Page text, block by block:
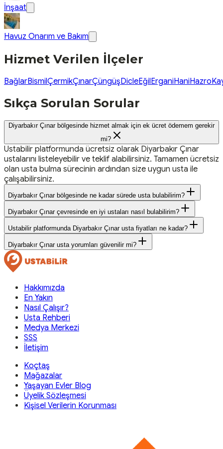
İnşaat
Havuz Onarım ve Bakım
Hizmet Verilen İlçeler
BağlarBismilÇermikÇınarÇüngüşDicleEğilErganiHaniHazro
Sıkça Sorulan Sorular
Diyarbakır Çınar bölgesinde hizmet almak için ek ücret ödemem gerekir
mi?
Ustabilir platformunda ücretsiz olarak Diyarbakır Çınar
ustalarını listeleyebilir ve teklif alabilirsiniz. Tamamen ücretsiz
olan usta bulma sürecinin ardından size uygun usta ile
çalışabilirsiniz.
Diyarbakır Çınar bölgesinde ne kadar sürede usta bulabilirim?
Diyarbakır Çınar çevresinde en iyi ustaları nasıl bulabilirim?
Ustabilir platformunda Diyarbakır Çınar usta fiyatları ne kadar?
Diyarbakır Çınar usta yorumları güvenilir mi?
Hakkımızda
En Yakın
Nasıl Çalışır?
Usta Rehberi
Medya Merkezi
SSS
İletişim
Koçtaş
Mağazalar
Yaşayan Evler Blog
Üyelik Sözleşmesi
Kişisel Verilerin Korunması